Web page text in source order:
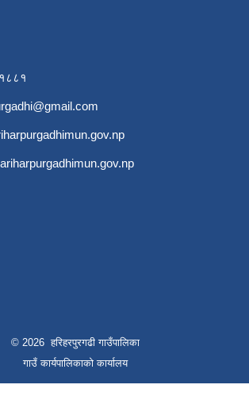
© 2026 हरिहरपुरगढी गाउँपालिका
गाउँ कार्यपालिकाको कार्यालय